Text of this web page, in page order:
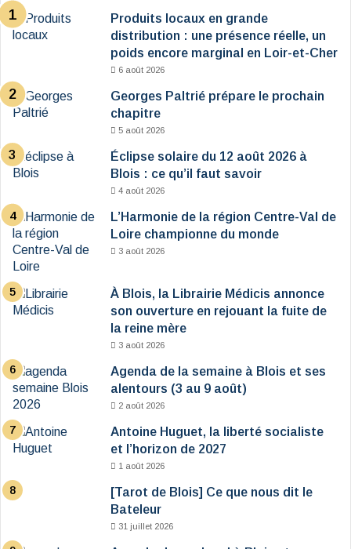
Produits locaux en grande
distribution : une présence réelle, un
poids encore marginal en Loir-et-Cher
6 août 2026
Georges Paltrié prépare le prochain
chapitre
5 août 2026
Éclipse solaire du 12 août 2026 à
Blois : ce qu’il faut savoir
4 août 2026
L’Harmonie de la région Centre-Val de
Loire championne du monde
3 août 2026
À Blois, la Librairie Médicis annonce
son ouverture en rejouant la fuite de
la reine mère
3 août 2026
Agenda de la semaine à Blois et ses
alentours (3 au 9 août)
2 août 2026
Antoine Huguet, la liberté socialiste
et l’horizon de 2027
1 août 2026
[Tarot de Blois] Ce que nous dit le
Bateleur
31 juillet 2026